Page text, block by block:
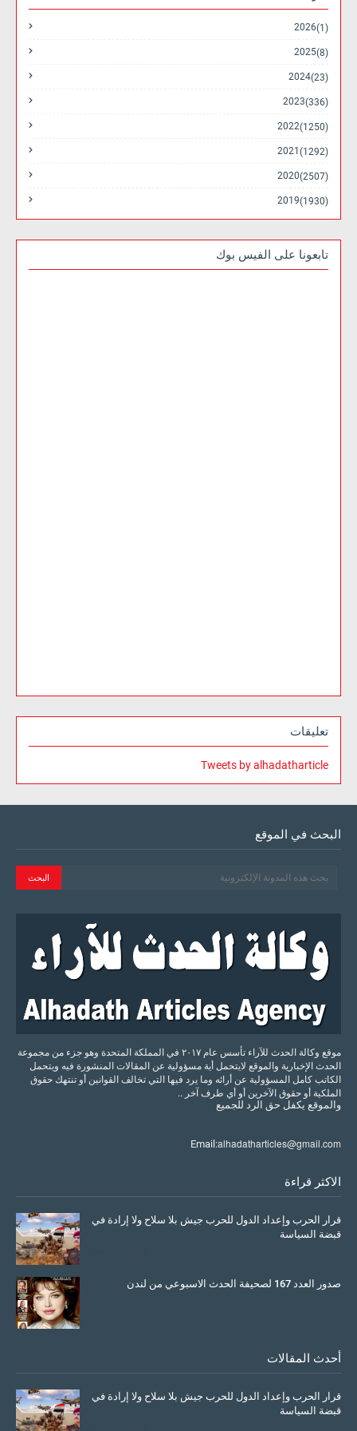
2026 (1)
2025 (8)
2024 (23)
2023 (336)
2022 (1250)
2021 (1292)
2020 (2507)
2019 (1930)
تابعونا على الفيس بوك
تعليقات
Tweets by alhadatharticle
البحث في الموقع
موقع وكالة الحدث للآراء تأسس عام ٢٠١٧ في المملكة المتحدة وهو جزء من مجموعة
الحدث الإخبارية والموقع لايتحمل أية مسؤولية عن المقالات المنشورة فيه ويتحمل
الكاتب كامل المسؤولية عن أرائه وما يرد فيها التي تخالف القوانين أو تنتهك حقوق
الملكية أو حقوق الآخرين أو أي طرف آخر ..
والموقع يكفل حق الرد للجميع
Email:alhadatharticles@gmail.com
الاكثر قراءة
قرار الحرب وإعداد الدول للحرب جيش بلا سلاح ولا إرادة في
قبضة السياسة
صدور العدد 167 لصحيفة الحدث الاسبوعي من لندن
أحدث المقالات
قرار الحرب وإعداد الدول للحرب جيش بلا سلاح ولا إرادة في
قبضة السياسة